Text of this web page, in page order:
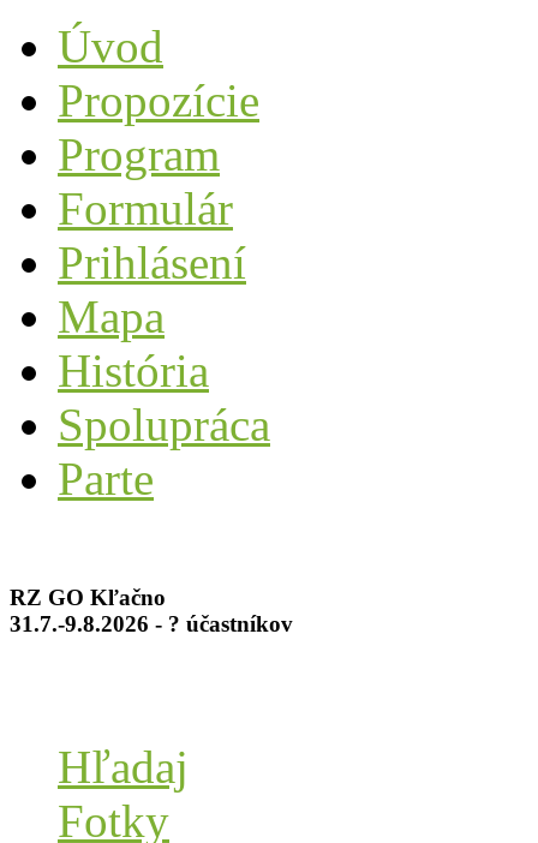
Úvod
Propozície
Program
Formulár
Prihlásení
Mapa
História
Spolupráca
Parte
RZ GO Kľačno
31.7.-9.8.2026 - ? účastníkov
Hľadaj
Fotky